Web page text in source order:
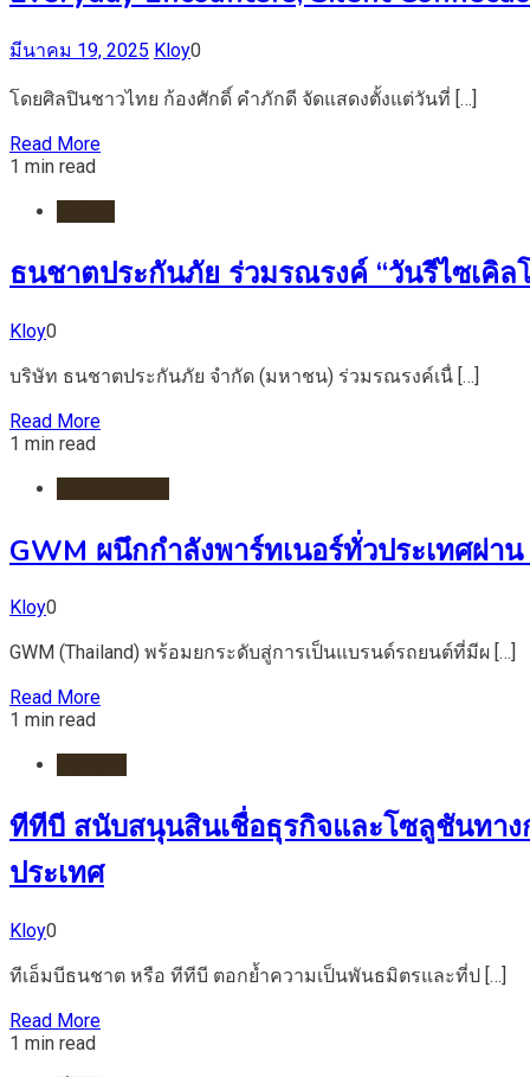
มีนาคม 19, 2025 Kloy0
โดยศิลปินชาวไทย ก้องศักดิ์ คำภักดี จัดแสดงตั้งแต่วันที่ […]
Read More
1 min read
ธนชาตประกันภัย ร่วมรณรงค์ “วันรีไซเคิ
Kloy0
บริษัท ธนชาตประกันภัย จำกัด (มหาชน) ร่วมรณรงค์เนื่ […]
Read More
1 min read
GWM ผนึกกำลังพาร์ทเนอร์ทั่วประเทศผ่า
Kloy0
GWM (Thailand) พร้อมยกระดับสู่การเป็นแบรนด์รถยนต์ที่มีผ […]
Read More
1 min read
ทีทีบี สนับสนุนสินเชื่อธุรกิจและโซลูชันทาง
ประเทศ
Kloy0
ทีเอ็มบีธนชาต หรือ ทีทีบี ตอกย้ำความเป็นพันธมิตรและที่ป […]
Read More
1 min read